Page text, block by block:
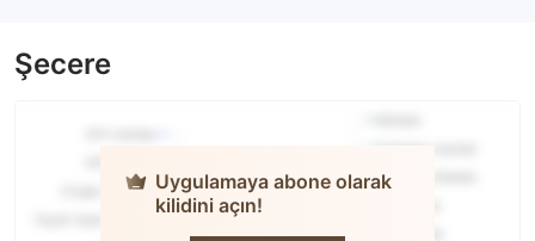
Şecere
Uygulamaya abone olarak
kilidini açın!
Kayan